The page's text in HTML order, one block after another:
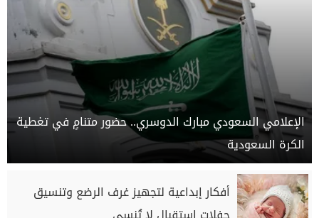
الإعلامي السعودي مبارك الدوسري.. حضور متنامٍ في تغطية
الكرة السعودية
أفكار إبداعية لتجهيز غرف الرضع وتنسيق